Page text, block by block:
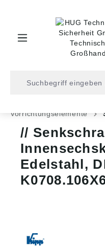
Vorrichtungselemente
Edelstahl,